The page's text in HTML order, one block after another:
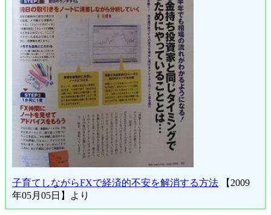
子育てしながらFXで経済的不安を解消する方法 【2009
年05月05日】より